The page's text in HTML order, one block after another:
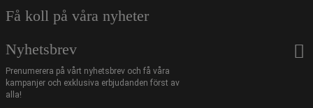
Få koll på våra nyheter
Nyhetsbrev
Prenumerera på vårt nyhetsbrev och få våra
kampanjer och exklusiva erbjudanden först av
alla!